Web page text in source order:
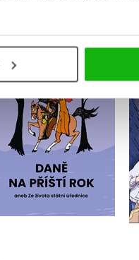
Daně na příští rok
Jaroslava Jendrisková
Do košíku